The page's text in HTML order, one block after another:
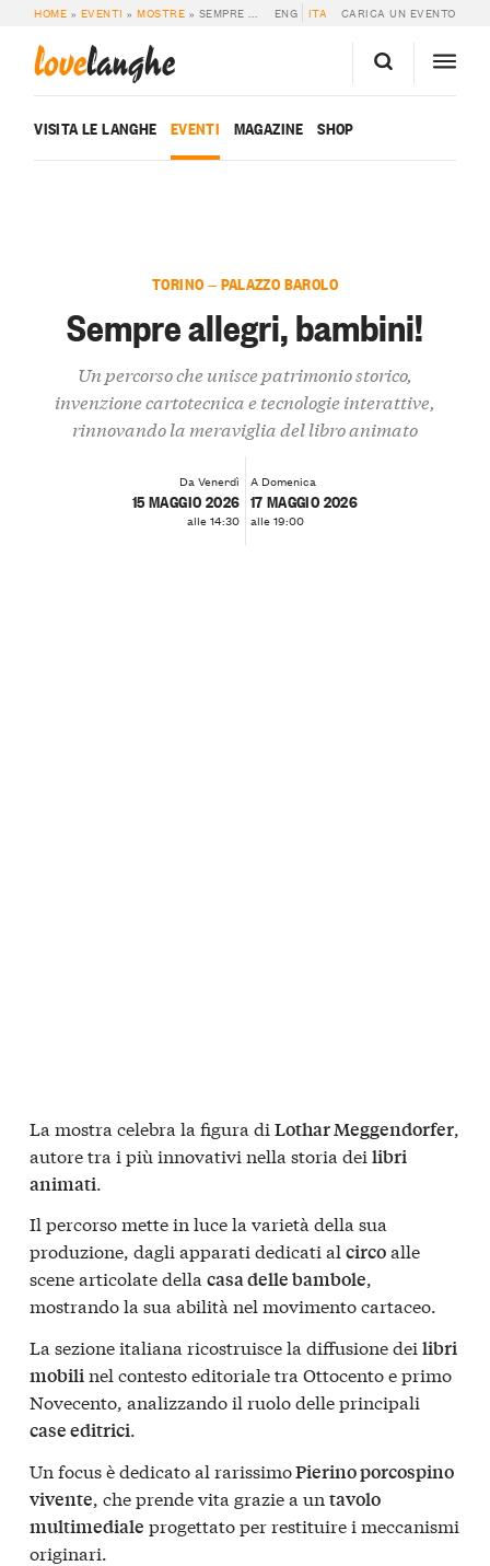
HOME » EVENTI »MOSTRE » SEMPRE ALLEGRI, BAMBINI! ENG ITA CARICA UN EVENTO
lovelanghe
VISITA LE LANGHE EVENTI MAGAZINE SHOP
TORINO — PALAZZO BAROLO
Sempre allegri, bambini!
Un percorso che unisce patrimonio storico,
invenzione cartotecnica e tecnologie interattive,
rinnovando la meraviglia del libro animato
Da Venerdì
15 MAGGIO 2026
alle 14:30
A Domenica
17 MAGGIO 2026
alle 19:00
La mostra celebra la figura di Lothar Meggendorfer,
autore tra i più innovativi nella storia dei libri
animati.
Il percorso mette in luce la varietà della sua
produzione, dagli apparati dedicati al circoalle
scene articolate della casa delle bambole,
mostrando la sua abilità nel movimento cartaceo.
La sezione italiana ricostruisce la diffusione dei libri
mobilinel contesto editoriale tra Ottocento e primo
Novecento, analizzando il ruolo delle principali
case editrici.
Un focus è dedicato al rarissimoPierino porcospino
vivente, che prende vita grazie a un tavolo
multimediale progettato per restituire i meccanismi
originari.